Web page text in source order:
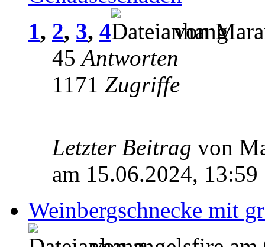
1, 2, 3, 4
von
45Antworten
1171 Zugriffe
Letzter Beitrag von
am 15.06.2024, 13:59
Weinbergschnecke mit